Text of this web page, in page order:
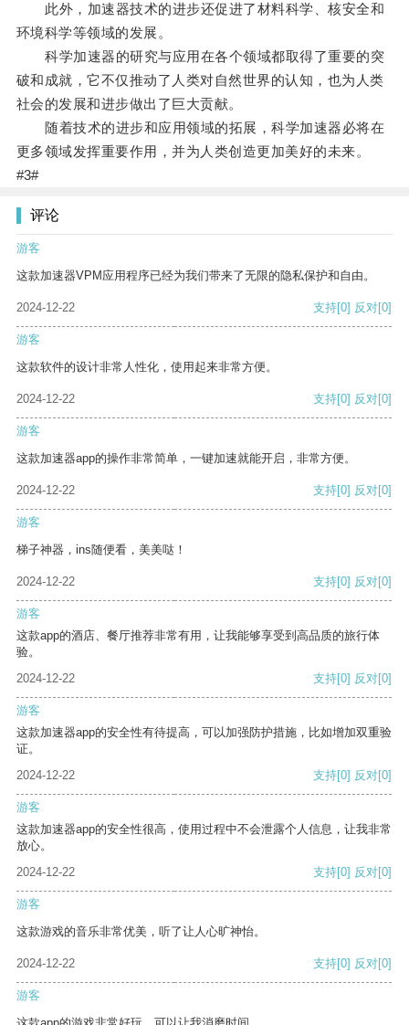
此外，加速器技术的进步还促进了材料科学、核安全和
环境科学等领域的发展。
科学加速器的研究与应用在各个领域都取得了重要的突
破和成就，它不仅推动了人类对自然世界的认知，也为人类
社会的发展和进步做出了巨大贡献。
随着技术的进步和应用领域的拓展，科学加速器必将在
更多领域发挥重要作用，并为人类创造更加美好的未来。
#3#
评论
游客
这款加速器VPM应用程序已经为我们带来了无限的隐私保护和自由。
2024-12-22 支持[0] 反对[0]
游客
这款软件的设计非常人性化，使用起来非常方便。
2024-12-22 支持[0] 反对[0]
游客
这款加速器app的操作非常简单，一键加速就能开启，非常方便。
2024-12-22 支持[0] 反对[0]
游客
梯子神器，ins随便看，美美哒！
2024-12-22 支持[0] 反对[0]
游客
这款app的酒店、餐厅推荐非常有用，让我能够享受到高品质的旅行体
验。
2024-12-22
支持[0] 反对[0]
游客
这款加速器app的安全性有待提高，可以加强防护措施，比如增加双重验
证。
2024-12-22
支持[0] 反对[0]
游客
这款加速器app的安全性很高，使用过程中不会泄露个人信息，让我非常
放心。
2024-12-22
支持[0] 反对[0]
游客
这款游戏的音乐非常优美，听了让人心旷神怡。
2024-12-22 支持[0] 反对[0]
游客